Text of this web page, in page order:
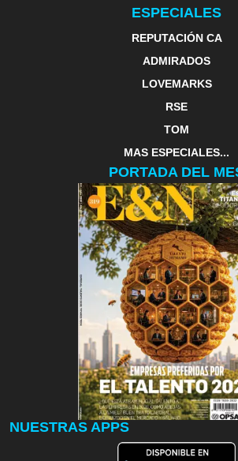
ESPECIALES
REPUTACIÓN CA
ADMIRADOS
LOVEMARKS
RSE
TOM
MAS ESPECIALES...
PORTADA DEL
NUESTRAS APPS